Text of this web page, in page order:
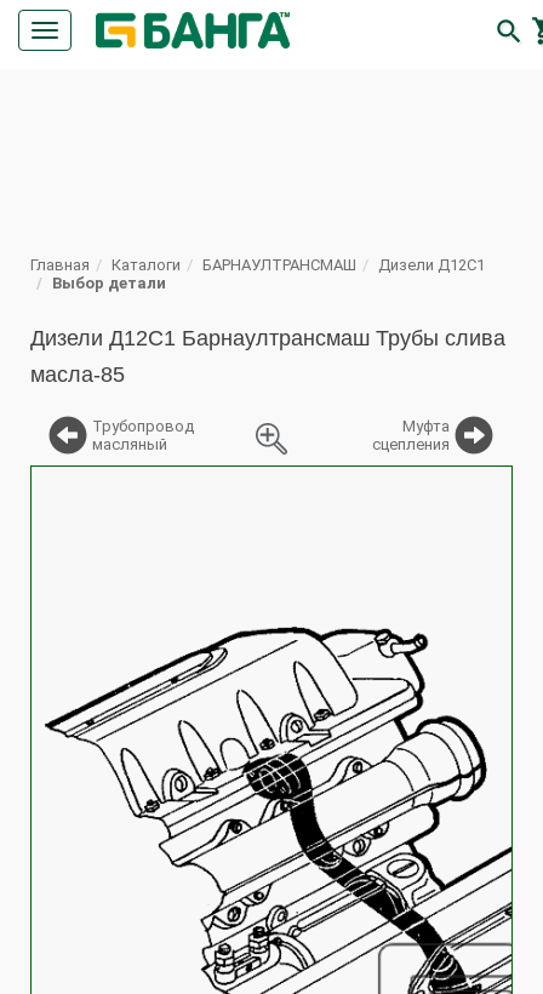
Кнопка
меню

Главная Каталоги БАРНАУЛТРАНСМАШ
Дизели Д12С1
Выбор детали
Дизели Д12С1 Барнаултрансмаш Трубы слива
масла-85
Трубопровод
масляный
Муфта
сцепления